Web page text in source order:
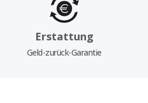
Erstattung
Geld-zurück-Garantie